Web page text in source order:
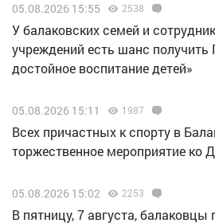
05.08.2026 15:55 2538
У балаковских семей и
учреждений есть шанс получить
достойное воспитание детей»
05.08.2026 15:11 1987
Всех причастных к спорту в
торжественное мероприятие ко
05.08.2026 15:02 2253
В пятницу, 7 августа, балаковцы